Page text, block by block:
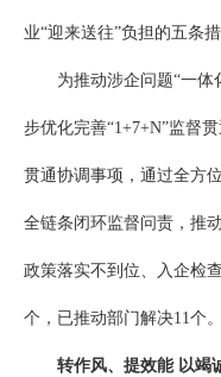
业“迎来送往”负担的五条
为推动涉企问题“一
步优化完善“1+7+N”监督
贯通协调事项，通过全方
全链条闭环监督问责，推
政策落实不到位、入企检
个，已推动部门解决11个。
转作风、提效能 以竭